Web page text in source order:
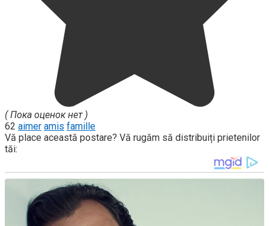
( Пока оценок нет )
62 aimer amis famille
Vă place această postare? Vă rugăm să distribuiți prietenilor
tăi: